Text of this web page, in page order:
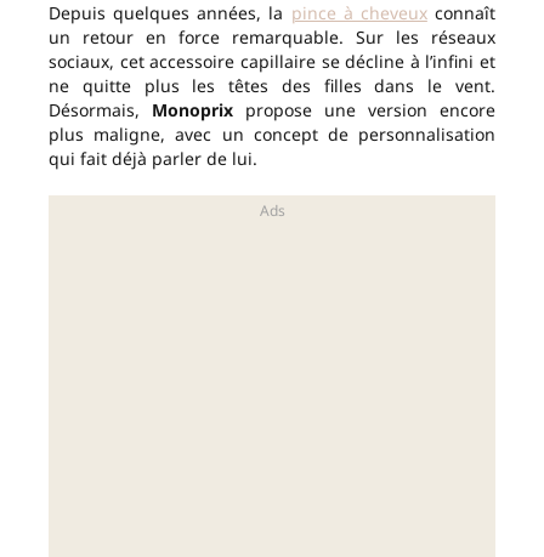
Depuis quelques années, la pince à cheveuxconnaît
un retour en force remarquable. Sur les réseaux
sociaux, cet accessoire capillaire se décline à l’infini et
ne quitte plus les têtes des filles dans le vent.
Désormais, Monoprix propose une version encore
plus maligne, avec un concept de personnalisation
qui fait déjà parler de lui.